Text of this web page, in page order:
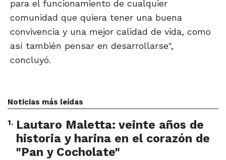
para el funcionamiento de cualquier
comunidad que quiera tener una buena
convivencia y una mejor calidad de vida, como
así también pensar en desarrollarse",
concluyó.
Noticias más leídas
1. Lautaro Maletta: veinte años de
historia y harina en el corazón de
"Pan y Cocholate"